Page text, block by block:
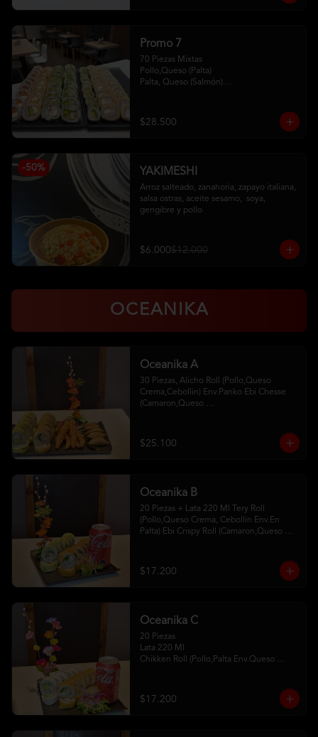
Promo 7
70 Piezas Mixtas
Pollo,Queso (Palta)
Palta, Queso (Salmón)
Kanikama, Queso (Tempura)
Camaron, Queso (Panko)
$28.500
-50% YAKIMESHI
Arroz salteado, zanahoria, zapayo italiana,
salsa ostras, aceite sesamo,  soya,
gengibre y pollo
$6.000$12.000
OCEANIKA
Oceanika A
30 Piezas, Alicho Roll (Pollo,Queso
Crema,Cebollin) Env.Panko Ebi Chesse
(Camaron,Queso
2Palitos - 2 Soya- 1Unagui
$25.100
Oceanika B
20 Piezas + Lata 220 Ml Tery Roll
(Pollo,Queso Crema, Cebollin Env.En
Palta) Ebi Crispy Roll (Camaron,Queso
$17.200
Oceanika C
20 Piezas
Lata 220 Ml
Chikken Roll (Pollo,Palta Env.Queso
Crema ,Cebollin Env Tempura)
2Palitos -1  Soya -1 Unagui
$17.200